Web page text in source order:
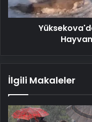
İlgili Makaleler